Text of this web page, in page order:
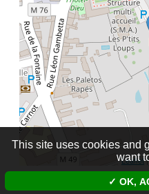
Leaflet|
This site uses cookies and
want
OK,